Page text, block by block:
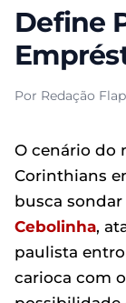
Define
Por Redação
O cenário do
Corinthians
busca
Cebolinha,
paulista
carioca com